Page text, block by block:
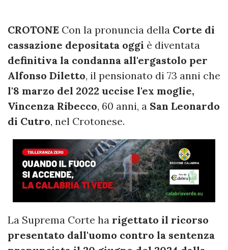
CROTONE Con la pronuncia della Corte di
cassazione depositata oggi è diventata
definitiva la condanna all'ergastolo per
Alfonso Diletto, il pensionato di 73 anni che
l'8 marzo del 2022 uccise l'ex moglie,
Vincenza Ribecco, 60 anni, a San Leonardo
di Cutro, nel Crotonese.
La Suprema Corte ha rigettato il ricorso
presentato dall'uomo contro la sentenza